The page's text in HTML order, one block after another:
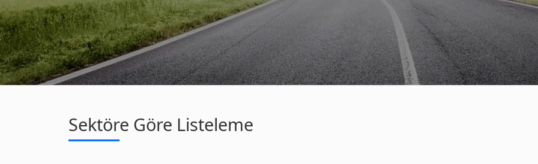
Sektöre Göre Listeleme